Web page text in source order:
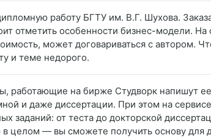
работу БГТУ им. В.Г. Шухова.
отметить особенности бизнес-модели.
может договариваться с автором.
и теме недорого.
работающие на бирже Студворк напишут
и даже диссертации. При этом на
заданий: от теста до докторской
в целом — вы сможете получить основу